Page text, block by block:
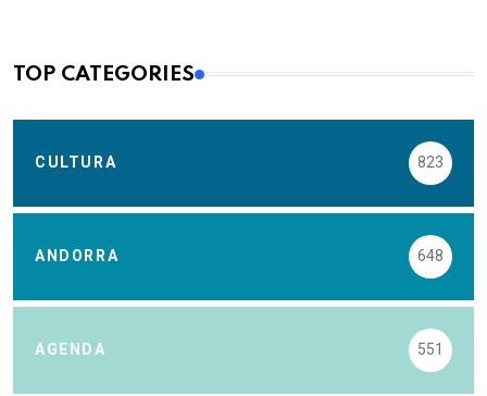
TOP CATEGORIES
CULTURA 823
ANDORRA 648
AGENDA 551